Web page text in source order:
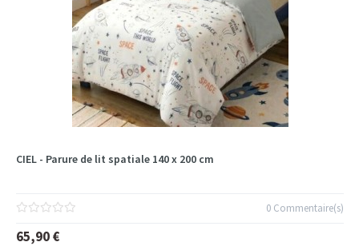
CIEL - Parure de lit spatiale 140 x 200 cm
0 Commentaire(s)
65,90 €